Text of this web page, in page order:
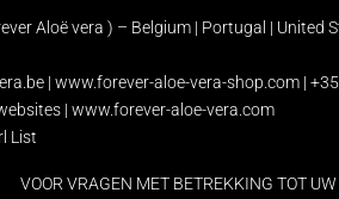
Aloë vera ) – Belgium | Portugal | United
|www.forever-aloe-vera-shop.com |
|www.forever-aloe-vera.com
List
VOOR VRAGEN MET BETREKKING TOT UW